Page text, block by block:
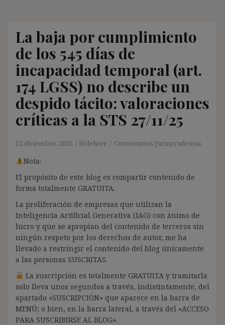
La baja por cumplimiento
de los 545 días de
incapacidad temporal (art.
174 LGSS) no describe un
despido tácito: valoraciones
críticas a la STS 27/11/25
12 diciembre, 2025 ibdehere Comentarios Jurisprudencia
Nota:
El propósito de este blog es compartir contenido de
forma totalmente GRATUITA.
La proliferación de empresas que utilizan la
Inteligencia Artificial Generativa (IAG) con ánimo de
lucro y que se apropian del contenido de terceros sin
ningún respeto por los derechos de autor, me ha
llevado a restringir el contenido del blog únicamente
a las personas SUSCRITAS.
La suscripción es totalmente GRATUITA y tramitarla
solo lleva unos segundos a través, indistintamente, del
apartado «SUSCRIPCIÓN» que aparece en la barra de
MENÚ; o bien, en la barra lateral, a través del «ACCESO
PARA SUSCRIBIRSE AL BLOG».